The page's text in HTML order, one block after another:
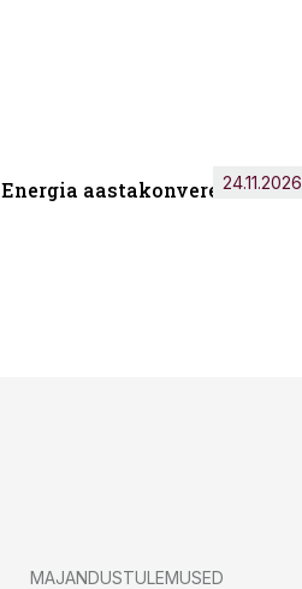
Energia aastakonverents 2026
24.11.2026
MAJANDUSTULEMUSED